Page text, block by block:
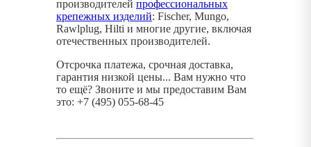
производителей профессиональных
крепежных изделий: Fischer, Mungo,
Rawlplug, Hilti и многие другие, включая
отечественных производителей.
Отсрочка платежа, срочная доставка,
гарантия низкой цены... Вам нужно что
то ещё? Звоните и мы предоставим Вам
это: +7 (495) 055-68-45